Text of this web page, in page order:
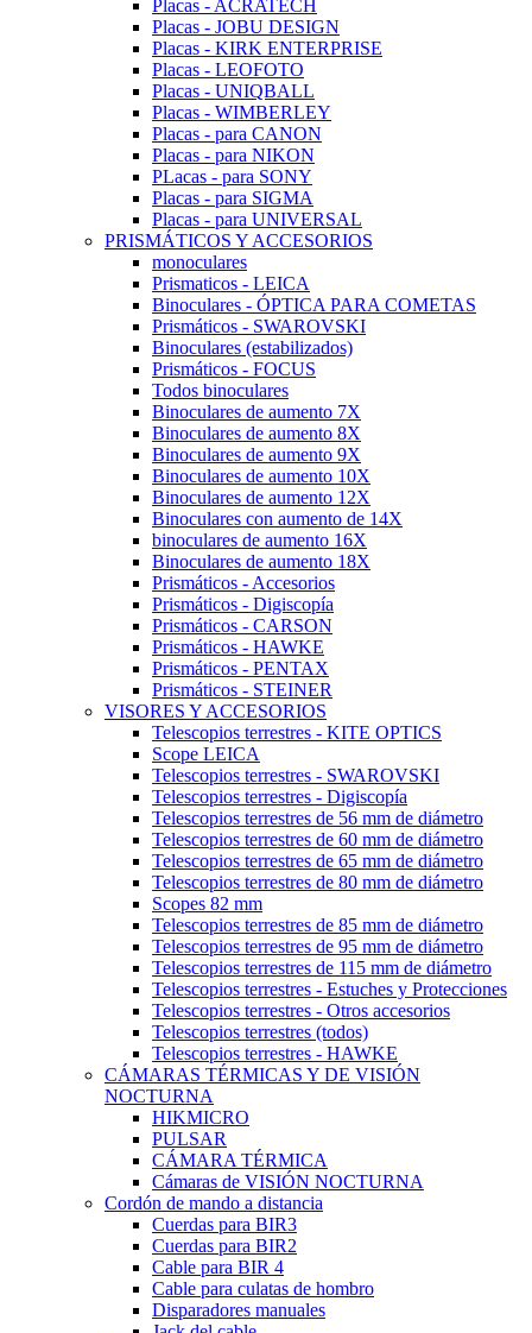
Placas - ACRATECH
Placas - JOBU DESIGN
Placas - KIRK ENTERPRISE
Placas - LEOFOTO
Placas - UNIQBALL
Placas - WIMBERLEY
Placas - para CANON
Placas - para NIKON
PLacas - para SONY
Placas - para SIGMA
Placas - para UNIVERSAL
PRISMÁTICOS Y ACCESORIOS
monoculares
Prismaticos - LEICA
Binoculares - ÓPTICA PARA COMETAS
Prismáticos - SWAROVSKI
Binoculares (estabilizados)
Prismáticos - FOCUS
Todos binoculares
Binoculares de aumento 7X
Binoculares de aumento 8X
Binoculares de aumento 9X
Binoculares de aumento 10X
Binoculares de aumento 12X
Binoculares con aumento de 14X
binoculares de aumento 16X
Binoculares de aumento 18X
Prismáticos - Accesorios
Prismáticos - Digiscopía
Prismáticos - CARSON
Prismáticos - HAWKE
Prismáticos - PENTAX
Prismáticos - STEINER
VISORES Y ACCESORIOS
Telescopios terrestres - KITE OPTICS
Scope LEICA
Telescopios terrestres - SWAROVSKI
Telescopios terrestres - Digiscopía
Telescopios terrestres de 56 mm de diámetro
Telescopios terrestres de 60 mm de diámetro
Telescopios terrestres de 65 mm de diámetro
Telescopios terrestres de 80 mm de diámetro
Scopes 82 mm
Telescopios terrestres de 85 mm de diámetro
Telescopios terrestres de 95 mm de diámetro
Telescopios terrestres de 115 mm de diámetro
Telescopios terrestres - Estuches y Protecciones
Telescopios terrestres - Otros accesorios
Telescopios terrestres (todos)
Telescopios terrestres - HAWKE
CÁMARAS TÉRMICAS Y DE VISIÓN
NOCTURNA
HIKMICRO
PULSAR
CÁMARA TÉRMICA
Cámaras de VISIÓN NOCTURNA
Cordón de mando a distancia
Cuerdas para BIR3
Cuerdas para BIR2
Cable para BIR 4
Cable para culatas de hombro
Disparadores manuales